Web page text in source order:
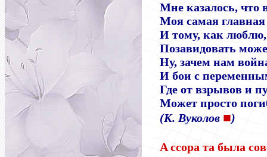
Мне казалось,
Моя самая главная
И тому, как люблю,
Позавидовать
Ну, зачем нам
И бои с
Где от взрывов и
Может просто
(К. Вуколов ■)
A ссора та была